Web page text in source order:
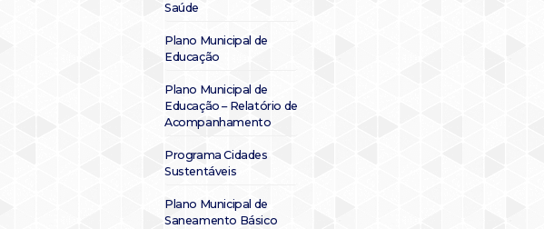
Saúde
Plano Municipal de
Educação
Plano Municipal de
Educação – Relatório de
Acompanhamento
Programa Cidades
Sustentáveis
Plano Municipal de
Saneamento Básico